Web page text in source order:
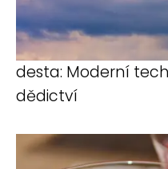
desta: Moderní
dědictví